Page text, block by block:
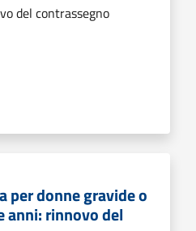
del contrassegno
per donne gravide o
anni: rinnovo del